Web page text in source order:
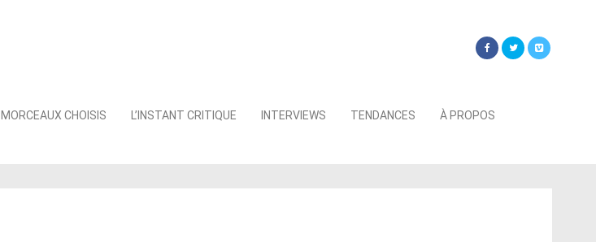
MORCEAUX CHOISIS L’INSTANT CRITIQUE INTERVIEWS TENDANCES À PROPOS